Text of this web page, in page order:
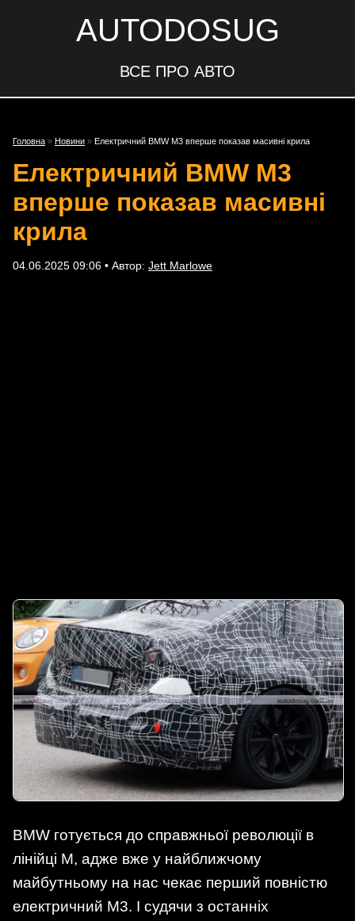
AUTODOSUG
ВСЕ ПРО АВТО
Головна » Новини » Електричний BMW M3 вперше показав масивні крила
Електричний BMW M3
вперше показав масивні
крила
04.06.2025 09:06 • Автор: Jett Marlowe
BMW готується до справжньої революції в
лінійці M, адже вже у найближчому
майбутньому на нас чекає перший повністю
електричний M3. І судячи з останніх